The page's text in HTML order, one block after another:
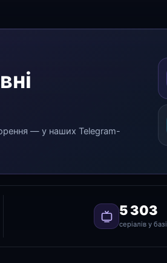
— у наших Telegram-
5 303
серіалів у базі